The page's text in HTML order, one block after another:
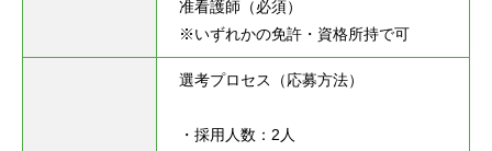
准看護師（必須）
※いずれかの免許・資格所持で可
選考プロセス（応募方法）
・採用人数：2人